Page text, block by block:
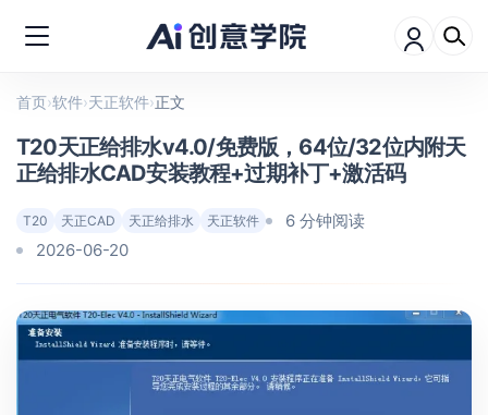
首页›软件›天正软件›正文
T20天正给排水v4.0/免费版，64位/32位内附天
正给排水CAD安装教程+过期补丁+激活码
T20 天正CAD 天正给排水 天正软件
6 分钟阅读
2026-06-20